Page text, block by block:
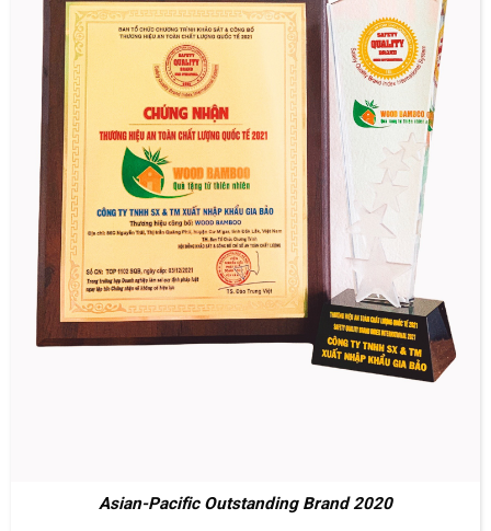
Asian-Pacific Outstanding Brand 2020